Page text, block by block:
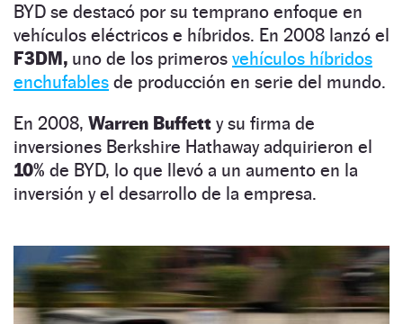
BYD se destacó por su temprano enfoque en
vehículos eléctricos e híbridos. En 2008 lanzó el
F3DM, uno de los primeros vehículos híbridos
enchufables de producción en serie del mundo.
En 2008, Warren Buffett y su firma de
inversiones Berkshire Hathaway adquirieron el
10% de BYD, lo que llevó a un aumento en la
inversión y el desarrollo de la empresa.